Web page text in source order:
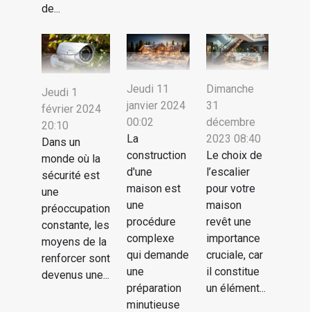
de...
Jeudi 1
février 2024
20:10
Dans un
monde où la
sécurité est
une
préoccupation
constante, les
moyens de la
renforcer sont
devenus une...
Jeudi 11
janvier 2024
00:02
La
construction
d'une
maison est
une
procédure
complexe
qui demande
une
préparation
minutieuse
Dimanche
31
décembre
2023 08:40
Le choix de
l’escalier
pour votre
maison
revêt une
importance
cruciale, car
il constitue
un élément...